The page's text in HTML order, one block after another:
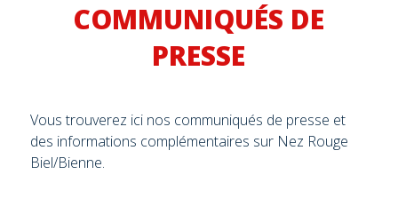
COMMUNIQUÉS DE
PRESSE
Vous trouverez ici nos communiqués de presse et
des informations complémentaires sur Nez Rouge
Biel/Bienne.